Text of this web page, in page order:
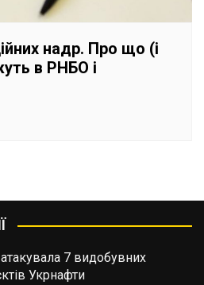
надр. Про що (і
в РНБО і
7 видобувних
Укрнафти